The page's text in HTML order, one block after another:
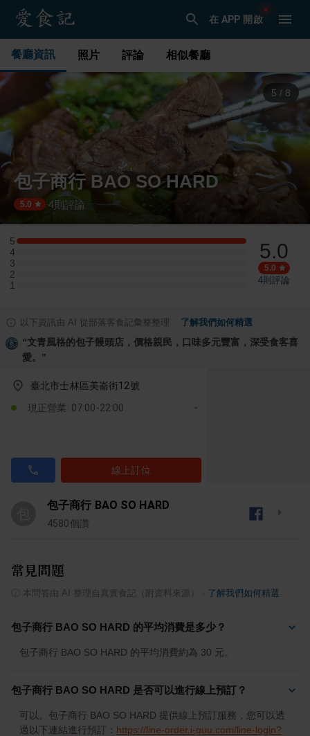
在 APP 開啟
餐廳資訊 照片 評論 相似餐廳
5 / 8
包子商行 BAO SO HARD
5.0 ·4則評論
5
5 星：1 則評論
4
4 星：0 則評論
3
3 星：0 則評論
2
2 星：0 則評論
1
1 星：0 則評論
5.0
5.0
4則評論
以下資訊由 AI 從部落客食記彙整整理 了解我們如何精選
“文青風格的包子饅頭店，價格親民，口味多元豐富，深受食客喜
愛。 ”
臺北市士林區美崙街12號
現正營業: 07:00-22:00
線上訂位
包子商行 BAO SO HARD
4580個讚
常見問題
本問答由 AI 整理自真實食記（附資料來源） 了解我們如何精選
包子商行 BAO SO HARD 的平均消費是多少？
包子商行 BAO SO HARD 的平均消費約為 30 元。
包子商行 BAO SO HARD 是否可以進行線上預訂？
可以。包子商行 BAO SO HARD 提供線上預訂服務，您可以透
過以下連結進行預訂： https://line-order.i-guu.com/line-login?